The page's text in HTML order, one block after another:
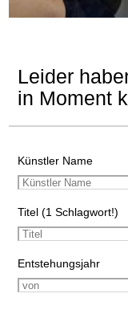
Leider
in Moment
Künstler Name
Titel (1 Schlagwort!)
Entstehungsjahr